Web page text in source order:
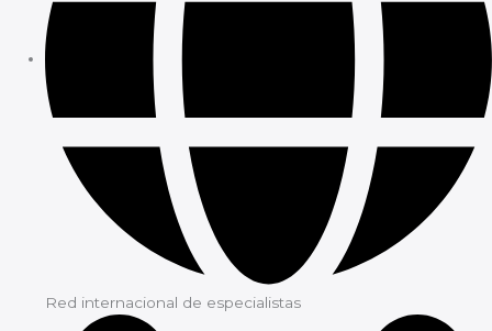
Red internacional de especialistas